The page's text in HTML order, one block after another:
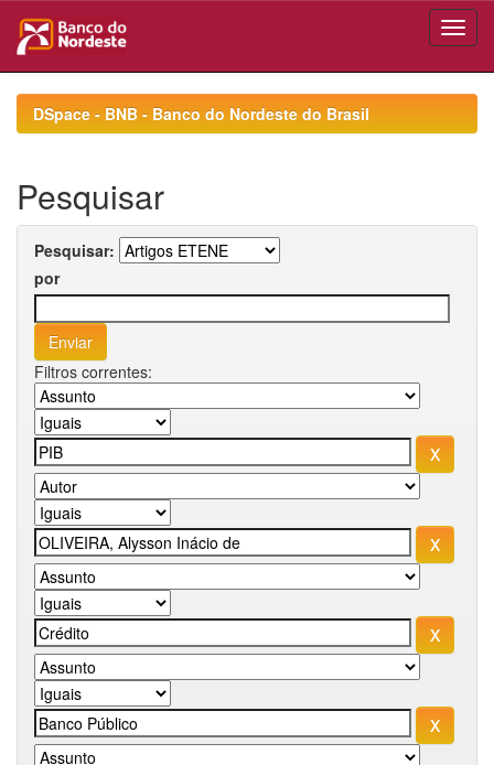
navigationDSpace - BNB - Banco do Nordeste do Brasil
Pesquisar
Pesquisar:
por
Filtros correntes: